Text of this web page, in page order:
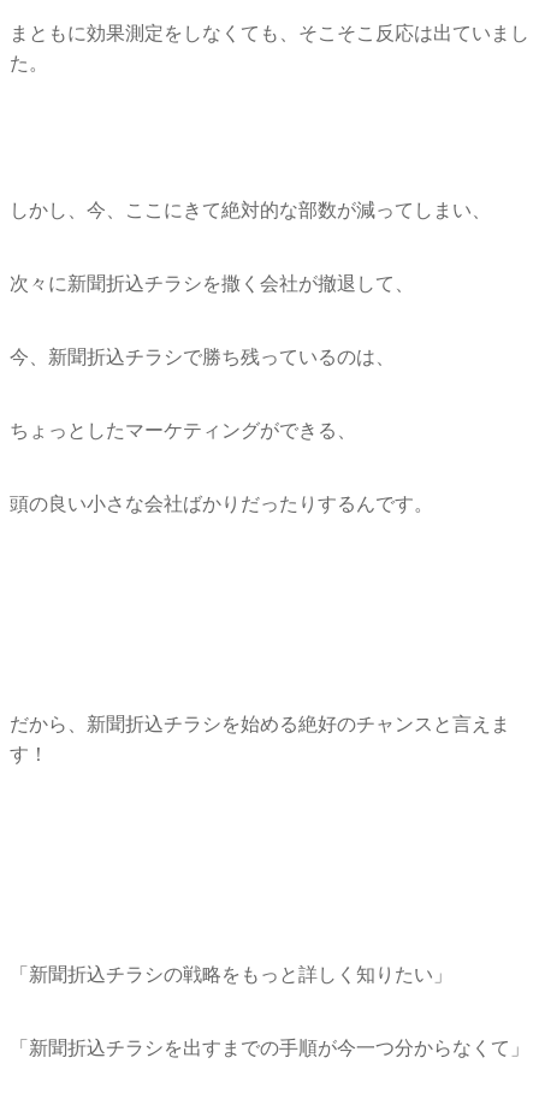
まともに効果測定をしなくても、そこそこ反応は出ていまし
た。
しかし、今、ここにきて絶対的な部数が減ってしまい、
次々に新聞折込チラシを撒く会社が撤退して、
今、新聞折込チラシで勝ち残っているのは、
ちょっとしたマーケティングができる、
頭の良い小さな会社ばかりだったりするんです。
だから、新聞折込チラシを始める絶好のチャンスと言えま
す！
「新聞折込チラシの戦略をもっと詳しく知りたい」
「新聞折込チラシを出すまでの手順が今一つ分からなくて」